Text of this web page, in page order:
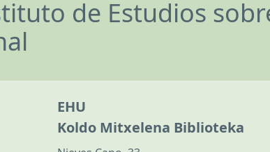
de Estudios
EHU
Koldo Mitxelena Biblioteka